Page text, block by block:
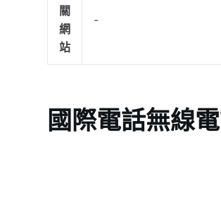
關
網
站
-
國際電話無線